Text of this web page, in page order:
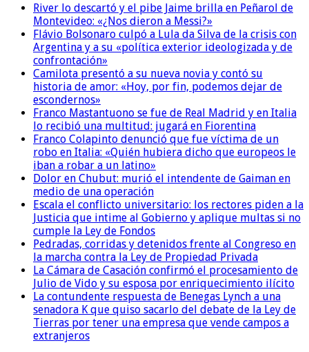
River lo descartó y el pibe Jaime brilla en Peñarol de
Montevideo: «¿Nos dieron a Messi?»
Flávio Bolsonaro culpó a Lula da Silva de la crisis con
Argentina y a su «política exterior ideologizada y de
confrontación»
Camilota presentó a su nueva novia y contó su
historia de amor: «Hoy, por fin, podemos dejar de
escondernos»
Franco Mastantuono se fue de Real Madrid y en Italia
lo recibió una multitud: jugará en Fiorentina
Franco Colapinto denunció que fue víctima de un
robo en Italia: «Quién hubiera dicho que europeos le
iban a robar a un latino»
Dolor en Chubut: murió el intendente de Gaiman en
medio de una operación
Escala el conflicto universitario: los rectores piden a la
Justicia que intime al Gobierno y aplique multas si no
cumple la Ley de Fondos
Pedradas, corridas y detenidos frente al Congreso en
la marcha contra la Ley de Propiedad Privada
La Cámara de Casación confirmó el procesamiento de
Julio de Vido y su esposa por enriquecimiento ilícito
La contundente respuesta de Benegas Lynch a una
senadora K que quiso sacarlo del debate de la Ley de
Tierras por tener una empresa que vende campos a
extranjeros